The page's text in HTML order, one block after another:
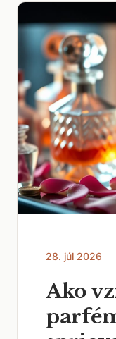
28. júl 2026
Ako